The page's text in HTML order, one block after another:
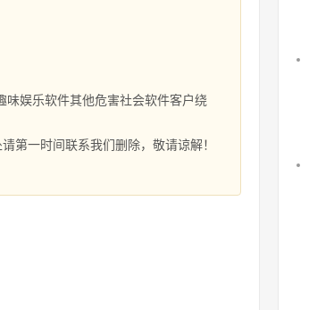
娱乐软件其他危害社会软件客户绕
第一时间联系我们删除，敬请谅解！